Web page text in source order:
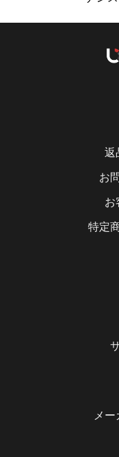
返
お
お
特定
メ